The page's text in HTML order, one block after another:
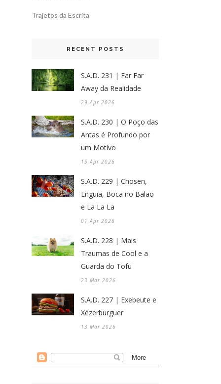
Trajetos da Escrita
RECENT POSTS
S.A.D. 231 | Far Far
Away da Realidade
29 Apr 2026
S.A.D. 230 | O Poço das
Antas é Profundo por
um Motivo
15 Apr 2026
S.A.D. 229 | Chosen,
Enguia, Boca no Balão
e La La La
01 Apr 2026
S.A.D. 228 | Mais
Traumas de Cool e a
Guarda do Tofu
23 Mar 2026
S.A.D. 227 | Exebeute e
Xézerburguer
13 Mar 2026